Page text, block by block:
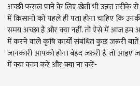
अच्छी फसल पाने के लिए खेती भी उन्नत तरीके
में किसानों को पहले ही पता होना चाहिए कि
समय अच्छा है और क्या नहीं. तो ऐसे में आज
में करने वाले कृषि कार्यों संबंधित कुछ जरूरी
जानकारी आपको होना बेहद जरुरी है. तो आइए
में क्या काम करें और क्या ना करें-